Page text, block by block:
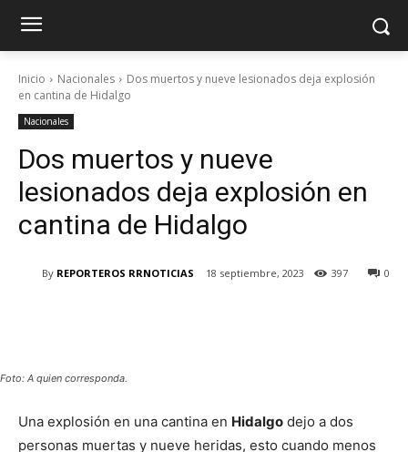
Inicio Nacionales
Dos muertos y nueve lesionados deja explosión
en cantina de Hidalgo
Nacionales
Dos muertos y nueve
lesionados deja explosión en
cantina de Hidalgo
By REPORTEROS RRNOTICIAS 18 septiembre, 2023 0
397
Foto: A quien corresponda.
Una explosión en una cantina en Hidalgo dejo a dos
personas muertas y nueve heridas, esto cuando menos